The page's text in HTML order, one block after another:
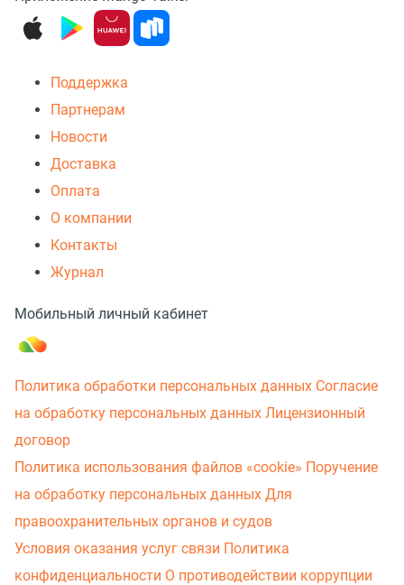
Поддержка
Партнерам
Новости
Доставка
Оплата
О компании
Контакты
Журнал
Мобильный личный кабинет
Политика обработки персональных данных Согласие
на обработку персональных данных Лицензионный
договор
Политика использования файлов «cookie» Поручение
на обработку персональных данных Для
правоохранительных органов и судов
Условия оказания услуг связи Политика
конфиденциальности О противодействии коррупции